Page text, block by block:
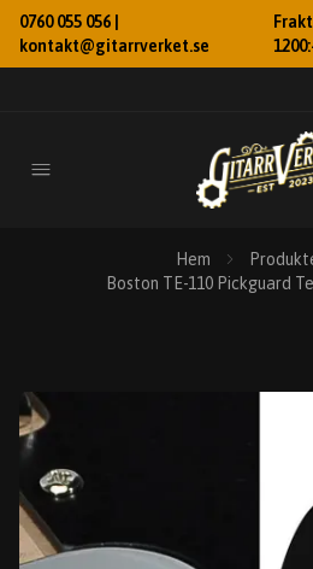
0760 055 056 |
kontakt@gitarrverket.se
Hem
Boston TE-110 Pickguard